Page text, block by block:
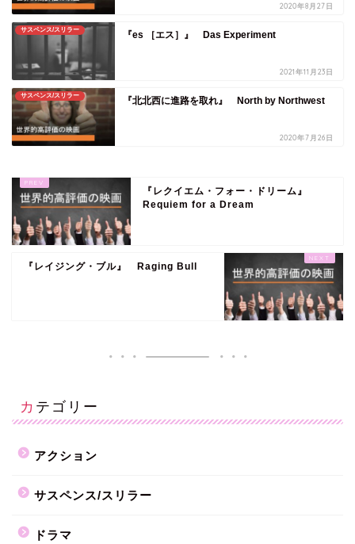
2020年8月27日
サスペンス/スリラー 『es ［エス］』 Das Experiment
2021年11月23日
サスペンス/スリラー 『北北西に進路を取れ』 North by Northwest
2020年7月26日
『レクイエム・フォー・ドリーム』
Requiem for a Dream
『レイジング・ブル』 Raging Bull
カテゴリー
アクション
サスペンス/スリラー
ドラマ